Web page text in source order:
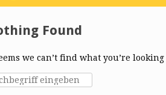
Found
we can’t find what you’re